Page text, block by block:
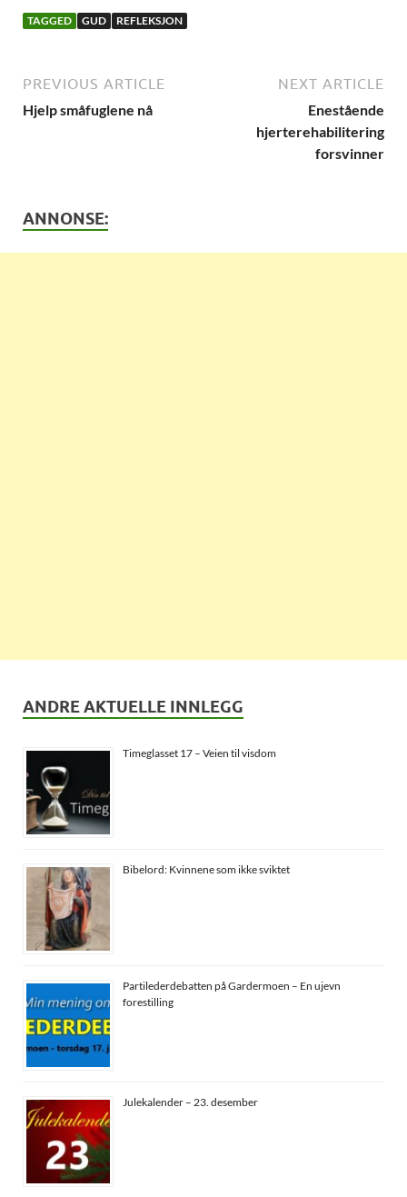
TAGGED GUD REFLEKSJON
PREVIOUS ARTICLE
Hjelp småfuglene nå
NEXT ARTICLE
Enestående
hjerterehabilitering
forsvinner
ANNONSE:
ANDRE AKTUELLE INNLEGG
Timeglasset 17 – Veien til visdom
Bibelord: Kvinnene som ikke sviktet
Partilederdebatten på Gardermoen – En ujevn
forestilling
Julekalender – 23. desember